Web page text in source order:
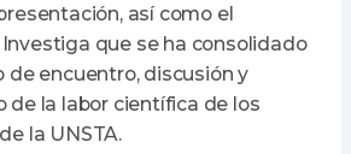
así como el
Investiga que se ha consolidado
de encuentro, discusión y
de la labor científica de los
la UNSTA.